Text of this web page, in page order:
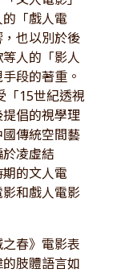
「戲人電
也以別於後
人的「影人
段的著重。
「15世紀透視
倡的視學理
傳統空間藝
凌虛結
的文人電
和戲人電影
春》電影表
肢體語言如